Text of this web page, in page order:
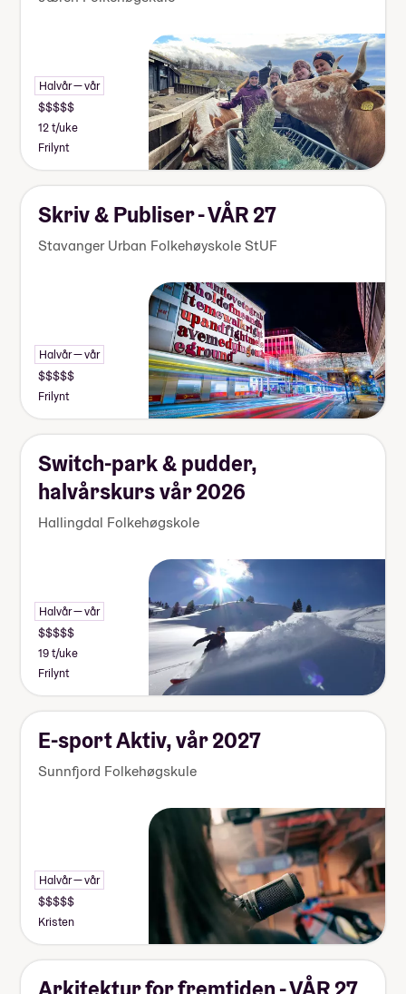
Halvår — vår
12 t/uke
Frilynt
Skriv & Publiser - VÅR 27
Stavanger Urban Folkehøyskole StUF
Halvår — vår
Frilynt
Switch-park & pudder,
halvårskurs vår 2026
Hallingdal Folkehøgskole
Halvår — vår
19 t/uke
Frilynt
E-sport Aktiv, vår 2027
Sunnfjord Folkehøgskule
Halvår — vår
Kristen